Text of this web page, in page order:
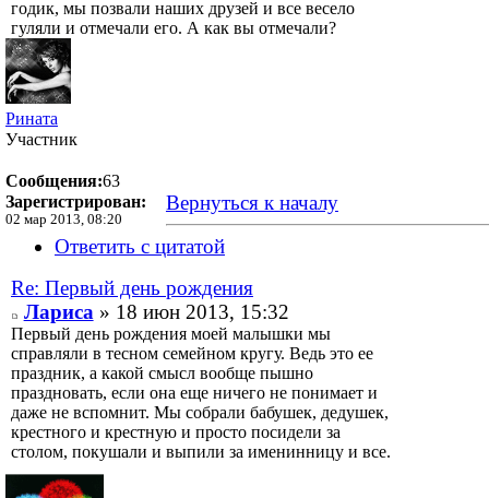
годик, мы позвали наших друзей и все весело
гуляли и отмечали его. А как вы отмечали?
Рината
Участник
Сообщения:63
Зарегистрирован:
02 мар 2013, 08:20
Вернуться к началу
Ответить с цитатой
Re: Первый день рождения
Лариса» 18 июн 2013, 15:32
Первый день рождения моей малышки мы
справляли в тесном семейном кругу. Ведь это ее
праздник, а какой смысл вообще пышно
праздновать, если она еще ничего не понимает и
даже не вспомнит. Мы собрали бабушек, дедушек,
крестного и крестную и просто посидели за
столом, покушали и выпили за именинницу и все.